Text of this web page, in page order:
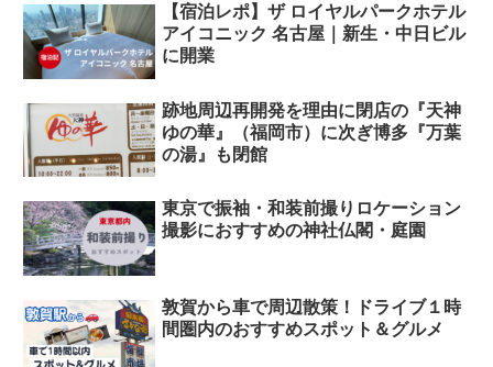
【宿泊レポ】ザ ロイヤルパークホテル
アイコニック 名古屋｜新生・中日ビル
に開業
跡地周辺再開発を理由に閉店の『天神
ゆの華』（福岡市）に次ぎ博多『万葉
の湯』も閉館
東京で振袖・和装前撮りロケーション
撮影におすすめの神社仏閣・庭園
敦賀から車で周辺散策！ドライブ１時
間圏内のおすすめスポット＆グルメ